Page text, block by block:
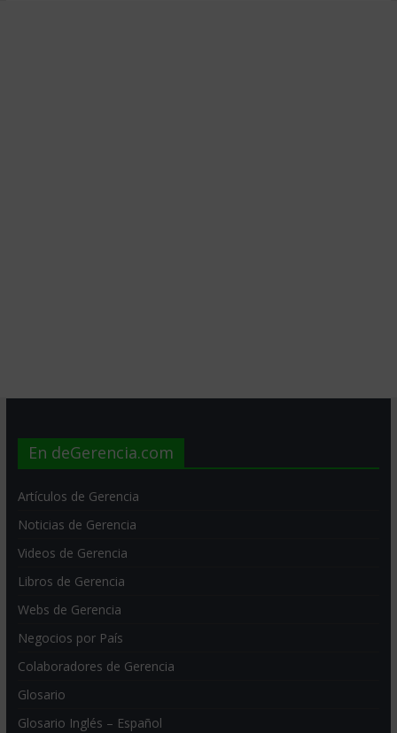
En deGerencia.com
Artículos de Gerencia
Noticias de Gerencia
Videos de Gerencia
Libros de Gerencia
Webs de Gerencia
Negocios por País
Colaboradores de Gerencia
Glosario
Glosario Inglés – Español